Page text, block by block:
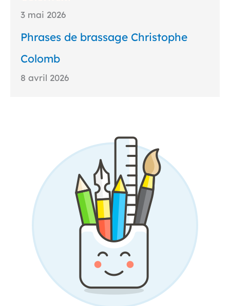
3 mai 2026
Phrases de brassage Christophe
Colomb
8 avril 2026